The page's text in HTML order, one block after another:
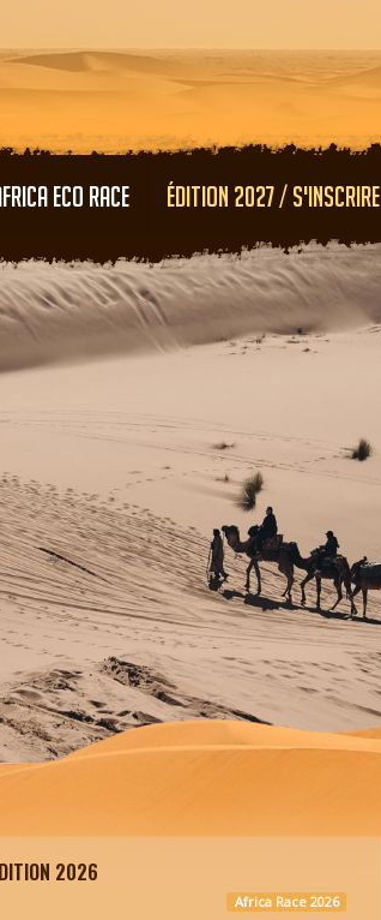
ECO RACE ÉDITION 2027 / S'INSCRIRE
2026
Africa Race 2026